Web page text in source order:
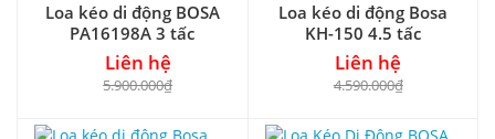
Loa kéo di động BOSA
PA16198A 3 tấc
Liên hệ
5.900.000₫
Loa kéo di động Bosa
KH-150 4.5 tấc
Liên hệ
4.590.000₫